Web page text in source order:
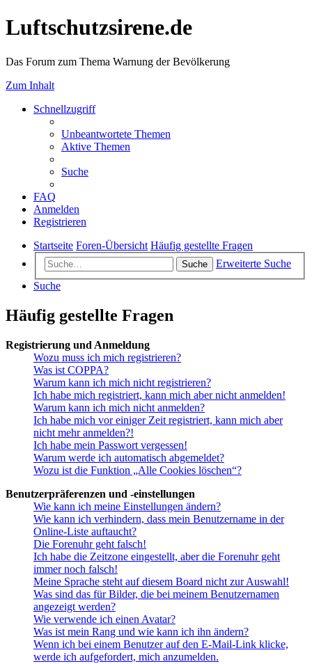
Luftschutzsirene.de
Das Forum zum Thema Warnung der Bevölkerung
Zum Inhalt
Schnellzugriff
Unbeantwortete Themen
Aktive Themen
Suche
FAQ
Anmelden
Registrieren
Startseite Foren-Übersicht Häufig gestellte Fragen
Suche
Erweiterte Suche
Suche
Häufig gestellte Fragen
Registrierung und Anmeldung
Wozu muss ich mich registrieren?
Was ist COPPA?
Warum kann ich mich nicht registrieren?
Ich habe mich registriert, kann mich aber nicht anmelden!
Warum kann ich mich nicht anmelden?
Ich habe mich vor einiger Zeit registriert, kann mich aber
nicht mehr anmelden?!
Ich habe mein Passwort vergessen!
Warum werde ich automatisch abgemeldet?
Wozu ist die Funktion „Alle Cookies löschen“?
Benutzerpräferenzen und -einstellungen
Wie kann ich meine Einstellungen ändern?
Wie kann ich verhindern, dass mein Benutzername in der
Online-Liste auftaucht?
Die Forenuhr geht falsch!
Ich habe die Zeitzone eingestellt, aber die Forenuhr geht
immer noch falsch!
Meine Sprache steht auf diesem Board nicht zur Auswahl!
Was sind das für Bilder, die bei meinem Benutzernamen
angezeigt werden?
Wie verwende ich einen Avatar?
Was ist mein Rang und wie kann ich ihn ändern?
Wenn ich bei einem Benutzer auf den E-Mail-Link klicke,
werde ich aufgefordert, mich anzumelden.